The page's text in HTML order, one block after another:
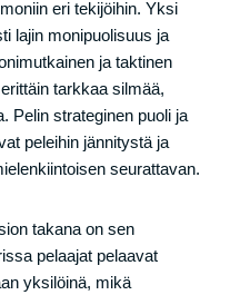
eri tekijöihin. Yksi
lajin monipuolisuus ja
ja taktinen
tarkkaa silmää,
Pelin strateginen puoli ja
peleihin jännitystä ja
seurattavan.
takana on sen
pelaajat pelaavat
yksilöinä, mikä